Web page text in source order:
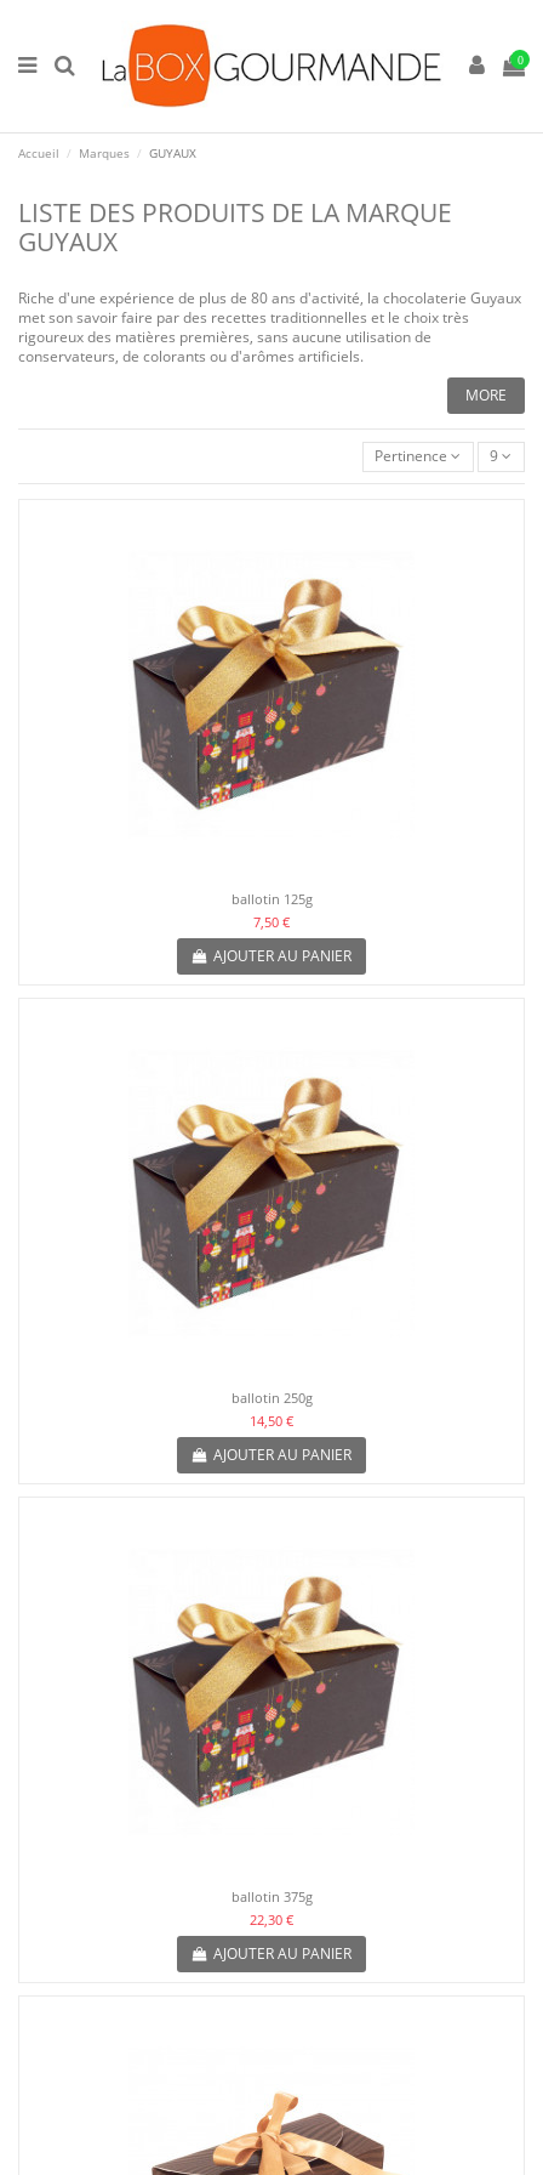
0
Accueil Marques GUYAUX
LISTE DES PRODUITS DE LA MARQUE
GUYAUX
Riche d'une expérience de plus de 80 ans d'activité, la chocolaterie Guyaux
met son savoir faire par des recettes traditionnelles et le choix très
rigoureux des matières premières, sans aucune utilisation de
conservateurs, de colorants ou d'arômes artificiels.
MORE
Pertinence 9
ballotin 125g
7,50 €
AJOUTER AU PANIER
ballotin 250g
14,50 €
AJOUTER AU PANIER
ballotin 375g
22,30 €
AJOUTER AU PANIER